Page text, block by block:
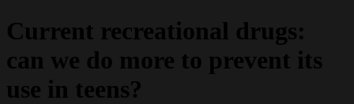
Current recreational drugs:
can we do more to prevent its
use in teens?